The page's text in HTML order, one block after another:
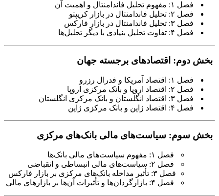
فصل ۱: مفهوم تحلیل فاندامنتال و اهمیت آن
فصل ۲: تحلیل فاندامنتال در بازار کریپتو
فصل ۳: تحلیل فاندامنتال در بازار فارکس
فصل ۴: تفاوت تحلیل بنیادی با دیگر تحلیل‌ها
بخش دوم: اقتصادهای برجسته جهان
فصل ۱: اقتصاد آمریکا و فدرال رزرو
فصل ۲: اقتصاد اروپا و بانک مرکزی اروپا
فصل ۳: اقتصاد انگلستان و بانک مرکزی انگلستان
فصل ۴: اقتصاد ژاپن و بانک مرکزی ژاپن
بخش سوم: سیاست‌های مالی بانک‌های مرکزی
فصل ۱: مفهوم سیاست‌های مالی بانک‌ها
فصل ۲: سیاست‌های مالی انبساطی و انقباضی
فصل ۳: تأثیر مداخله بانک‌های مرکزی بر بازار فارکس
فصل ۴: بازارگردان‌ها و تأثیرات آن‌ها بر بازارهای مالی